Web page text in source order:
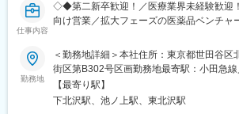
配属先情報
上長（育成リーダー）1名（営業及び技術
■当社について：
TOPPANグループでは成長領域の一つとし
業に特化した100%子会社（おかぴファー
し、医療系ベンチャー企業やファミリーマ
連携しながら事業の推進を図っています。
薬局向けシステムやToC向けの医療ヘルス
仕事内容
◇◆第二新卒歓迎！／医療業界未経験歓迎
向け営業／拡大フェーズの医薬品ベンチャ
【募集背景】
同社は、設立以来、海外医薬品業界におけ
ナーとして事業を展開しております。
主な事業目的は、日本国内の医師向けの海
勤務地
＜勤務地詳細＞本社住所：東京都世田谷区
街区第B302号区画勤務地最寄駅：小田急
策：屋内喫煙可能場所あり変更の範囲：会
【最寄り駅】
下北沢駅、池ノ上駅、東北沢駅